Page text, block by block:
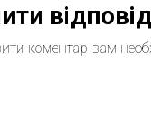
коментар вам